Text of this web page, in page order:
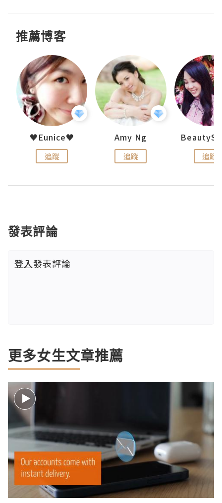
推薦博客
♥Eunice♥
追蹤
Amy Ng
追蹤 追蹤
發表評論
登入發表評論
更多女生文章推薦